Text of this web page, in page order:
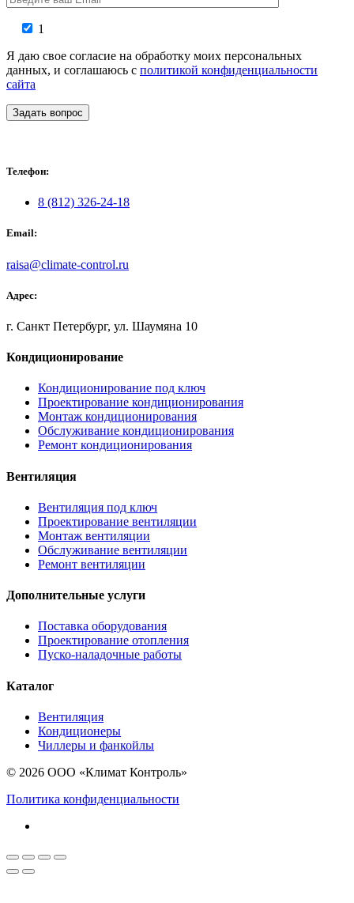
1
Я даю свое согласие на обработку моих персональных
данных, и соглашаюсь с политикой конфиденциальности
сайта
Задать вопрос
Телефон:
8 (812) 326-24-18
Email:
raisa@climate-control.ru
Адрес:
г. Санкт Петербург, ул. Шаумяна 10
Кондиционирование
Кондиционирование под ключ
Проектирование кондиционирования
Монтаж кондиционирования
Обслуживание кондиционирования
Ремонт кондиционирования
Вентиляция
Вентиляция под ключ
Проектирование вентиляции
Монтаж вентиляции
Обслуживание вентиляции
Ремонт вентиляции
Дополнительные услуги
Поставка оборудования
Проектирование отопления
Пуско-наладочные работы
Каталог
Вентиляция
Кондиционеры
Чиллеры и фанкойлы
© 2026 ООО «Климат Контроль»
Политика конфиденциальности